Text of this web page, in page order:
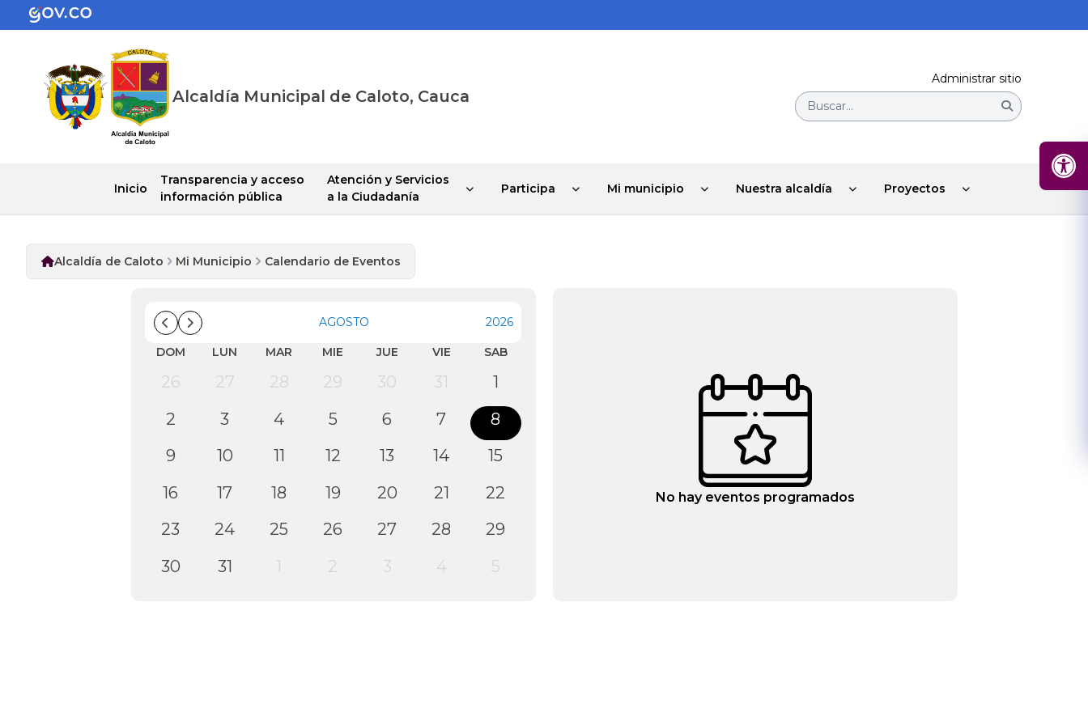
Alcaldía Municipal de Caloto, Cauca
Administrar sitio
Buscar...
Inicio
Transparencia y acceso
información pública
Atención y Servicios
a la Ciudadanía
Participa Mi municipio Nuestra alcaldía Proyectos
Alcaldía de Caloto Mi Municipio Calendario de Eventos
AGOSTO 2026
DOM LUN MAR MIE JUE VIE SAB
26 27 28 29 30 31
1
2
3 4 5 6 7
8
9
10 11 12 13 14
15
16
17 18 19 20 21
22
23
24 25 26 27 28
29
30
31 1 2 3 4 5
No hay eventos programados